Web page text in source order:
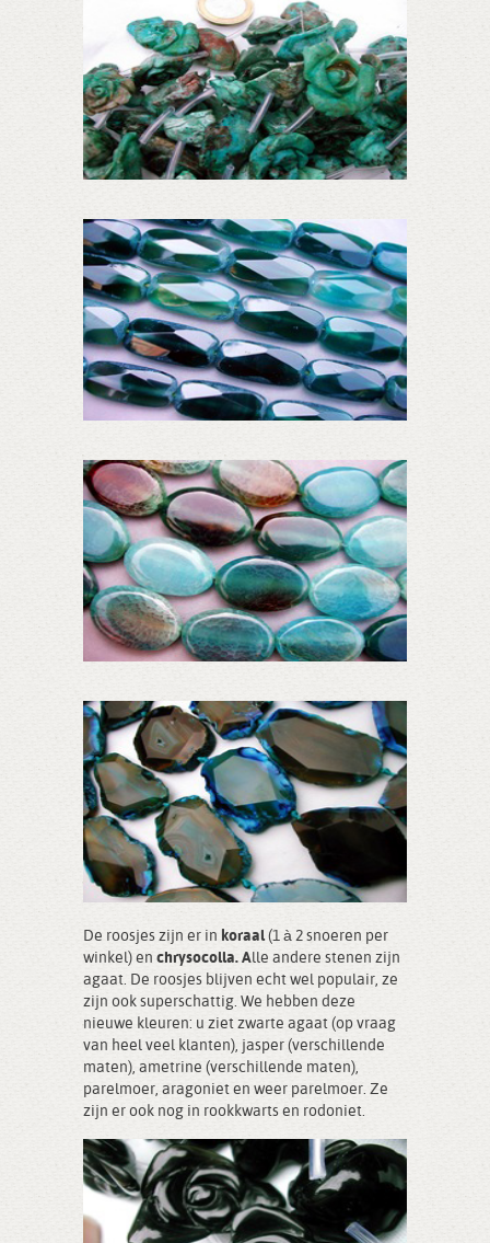
De roosjes zijn er in koraal(1 à 2 snoeren per
winkel) en chrysocolla. Alle andere stenen zijn
agaat. De roosjes blijven echt wel populair, ze
zijn ook superschattig. We hebben deze
nieuwe kleuren: u ziet zwarte agaat (op vraag
van heel veel klanten), jasper (verschillende
maten), ametrine (verschillende maten),
parelmoer, aragoniet en weer parelmoer. Ze
zijn er ook nog in rookkwarts en rodoniet.